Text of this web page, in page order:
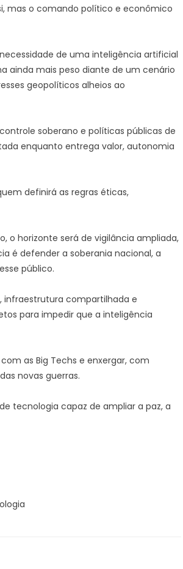
mas o comando político e econômico
de uma inteligência artificial
ainda mais peso diante de um cenário
geopolíticos alheios ao
soberano e políticas públicas de
enquanto entrega valor, autonomia
definirá as regras éticas,
o horizonte será de vigilância ampliada,
é defender a soberania nacional, a
público.
infraestrutura compartilhada e
para impedir que a inteligência
as Big Techs e enxergar, com
novas guerras.
tecnologia capaz de ampliar a paz, a